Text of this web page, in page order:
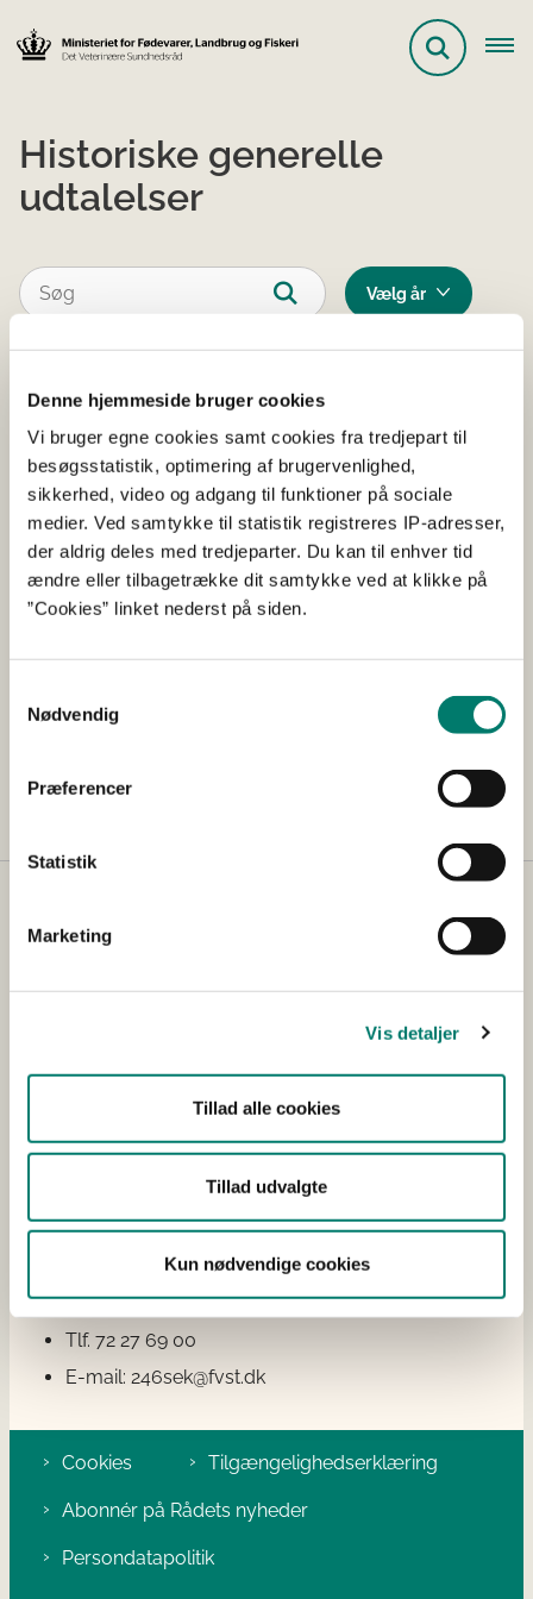
Denne hjemmeside bruger cookies
Vi bruger egne cookies samt cookies fra tredjepart til
besøgsstatistik, optimering af brugervenlighed,
sikkerhed, video og adgang til funktioner på sociale
medier. Ved samtykke til statistik registreres IP-adresser,
der aldrig deles med tredjeparter. Du kan til enhver tid
ændre eller tilbagetrække dit samtykke ved at klikke på
”Cookies” linket nederst på siden.
Nødvendig
Præferencer
Statistik
Marketing
Vis detaljer
Tillad alle cookies
Tillad udvalgte
Kun nødvendige cookies
Historiske generelle
udtalelser
Historisk udtalelse af 21. juni
2002 angående sygeafdeling til
svin
DATO FOR UDGIVELSE 21-06-2002
Historisk
I alle produktionssystemer, hvor grise opstaldes, vil der i
der enten er behandlingskrævende og/eller af
dyreværnsmæssige grunde kræver flytning til mere
Adresse
Spørgsmål vedrørende Det Veterinære Sundhedsråds
arbejde kan stilles til Det Veterinære Sundhedsråds
sekretariat:
Tlf. 72 27 69 00
E-mail: 246sek@fvst.dk
Cookies Tilgængelighedserklæring
Abonnér på Rådets nyheder
Persondatapolitik